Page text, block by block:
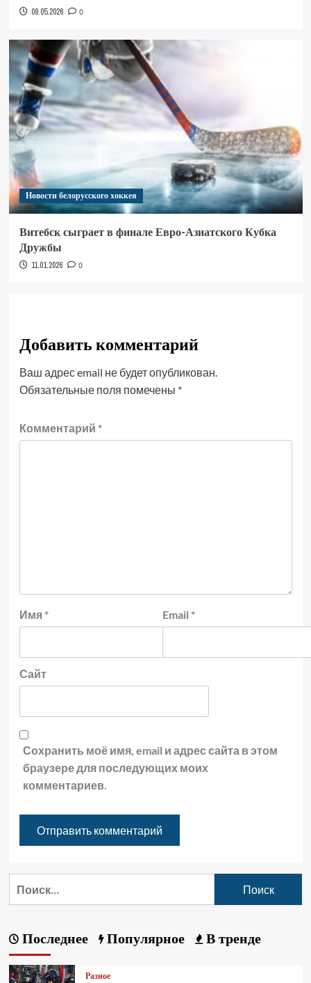
09.05.2026 0
Новости белорусского хоккея
Витебск сыграет в финале Евро-Азиатского Кубка
Дружбы
11.01.2026 0
Добавить комментарий
Ваш адрес email не будет опубликован.
Обязательные поля помечены *
Комментарий *
Имя * Email *
Сайт
Сохранить моё имя, email и адрес сайта в этом
браузере для последующих моих
комментариев.
Последнее Популярное В тренде
Разное